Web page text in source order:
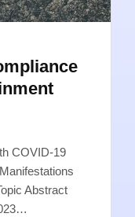
COVID-19
Abstract